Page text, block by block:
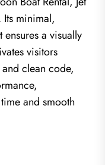
Its minimal,
a visually
visitors
clean code,
and smooth